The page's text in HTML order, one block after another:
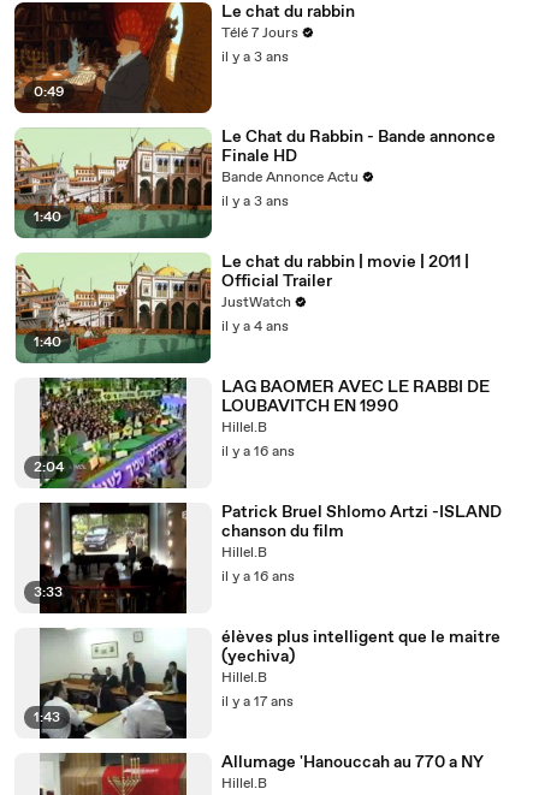
0:49
Le chat du rabbin
Télé 7 Jours
il y a 3 ans
1:40
Le Chat du Rabbin - Bande annonce
Finale HD
Bande Annonce Actu
il y a 3 ans
1:40
Le chat du rabbin | movie | 2011 |
Official Trailer
JustWatch
il y a 4 ans
2:04
LAG BAOMER AVEC LE RABBI DE
LOUBAVITCH EN 1990
Hillel.B
il y a 16 ans
3:33
Patrick Bruel Shlomo Artzi -ISLAND
chanson du film
Hillel.B
il y a 16 ans
1:43
élèves plus intelligent que le maitre
(yechiva)
Hillel.B
il y a 17 ans
Allumage 'Hanouccah au 770 a NY
Hillel.B